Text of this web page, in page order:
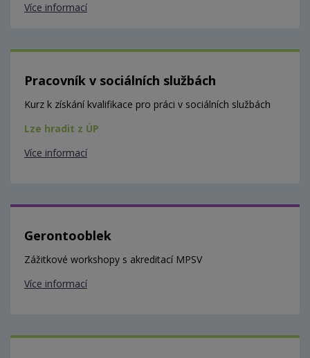
Více informací
Pracovník v sociálních službách
Kurz k získání kvalifikace pro práci v sociálních službách
Lze hradit z ÚP
Více informací
Gerontooblek
Zážitkové workshopy s akreditací MPSV
Více informací